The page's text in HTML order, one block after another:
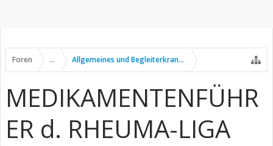
Foren ... Allgemeines und Begleiterkrankungen
MEDIKAMENTENFÜHR
ER d. RHEUMA-LIGA